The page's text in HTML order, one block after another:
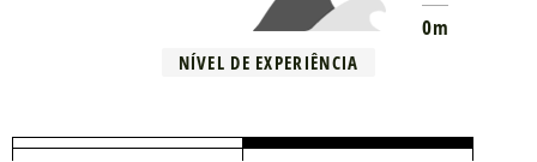
0m
NÍVEL DE EXPERIÊNCIA